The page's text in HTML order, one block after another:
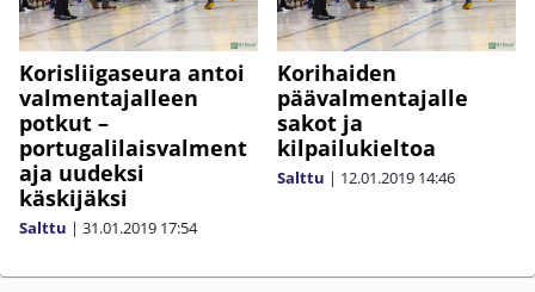
Korisliigaseura antoi
valmentajalleen
potkut –
portugalilaisvalment
aja uudeksi
käskijäksi
Salttu | 31.01.2019 17:54
Korihaiden
päävalmentajalle
sakot ja
kilpailukieltoa
Salttu | 12.01.2019 14:46